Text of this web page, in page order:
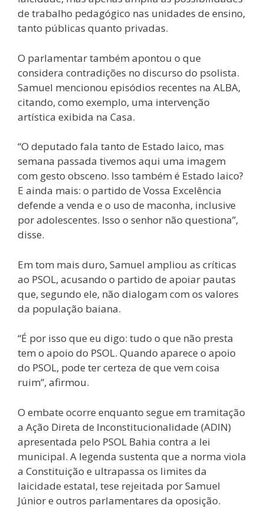
de trabalho pedagógico nas unidades de ensino,
tanto públicas quanto privadas.
O parlamentar também apontou o que
considera contradições no discurso do psolista.
Samuel mencionou episódios recentes na ALBA,
citando, como exemplo, uma intervenção
artística exibida na Casa.
“O deputado fala tanto de Estado laico, mas
semana passada tivemos aqui uma imagem
com gesto obsceno. Isso também é Estado laico?
E ainda mais: o partido de Vossa Excelência
defende a venda e o uso de maconha, inclusive
por adolescentes. Isso o senhor não questiona”,
disse.
Em tom mais duro, Samuel ampliou as críticas
ao PSOL, acusando o partido de apoiar pautas
que, segundo ele, não dialogam com os valores
da população baiana.
“É por isso que eu digo: tudo o que não presta
tem o apoio do PSOL. Quando aparece o apoio
do PSOL, pode ter certeza de que vem coisa
ruim”, afirmou.
O embate ocorre enquanto segue em tramitação
a Ação Direta de Inconstitucionalidade (ADIN)
apresentada pelo PSOL Bahia contra a lei
municipal. A legenda sustenta que a norma viola
a Constituição e ultrapassa os limites da
laicidade estatal, tese rejeitada por Samuel
Júnior e outros parlamentares da oposição.